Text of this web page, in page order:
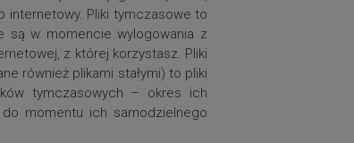
internetowy. Pliki tymczasowe to
są w momencie wylogowania z
z której korzystasz. Pliki
również plikami stałymi) to pliki
tymczasowych – okres ich
momentu ich samodzielnego